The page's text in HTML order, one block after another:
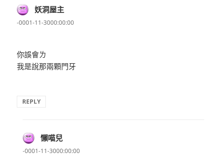
妖洞屋主
示:
-0001-11-3000:00:00
你誤會ㄌ
我是說那兩顆門牙
REPLY
懶喵兒
示:
-0001-11-3000:00:00